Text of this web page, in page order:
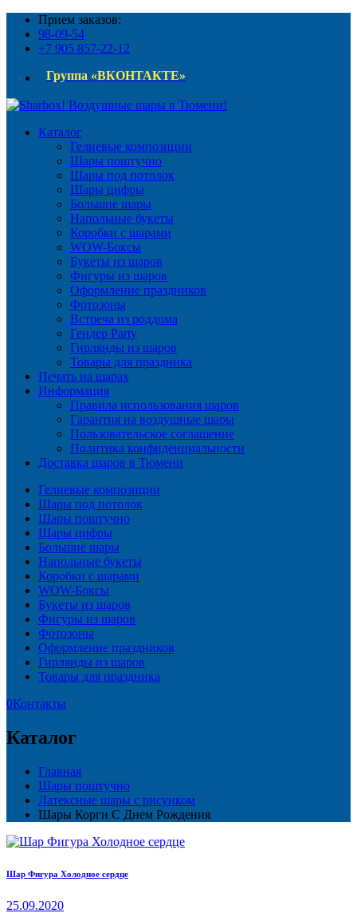
Прием заказов:
98-09-54
+7 905 857-22-12
Группа «ВКОНТАКТЕ»
Каталог
Гелиевые композиции
Шары поштучно
Шары под потолок
Шары цифры
Большие шары
Напольные букеты
Коробки с шарами
WOW-Боксы
Букеты из шаров
Фигуры из шаров
Оформление праздников
Фотозоны
Встреча из роддома
Гендер Party
Гирлянды из шаров
Товары для праздника
Печать на шарах
Информация
Правила использования шаров
Гарантия на воздушные шары
Пользовательское соглашение
Политика конфиденциальности
Доставка шаров в Тюмени
Гелиевые композиции
Шары под потолок
Шары поштучно
Шары цифры
Большие шары
Напольные букеты
Коробки с шарами
WOW-Боксы
Букеты из шаров
Фигуры из шаров
Фотозоны
Оформление праздников
Гирлянды из шаров
Товары для праздника
0Контакты
Каталог
Главная
Шары поштучно
Латексные шары с рисунком
Шары Корги С Днем Рождения
Шар Фигура Холодное сердце
25.09.2020